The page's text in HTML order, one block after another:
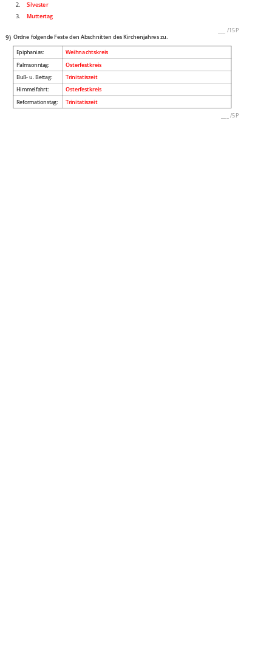
2.
Silvester
3.
Muttertag
/15P
9) Ordne folgende Feste den Abschnitten des Kirchenjahres zu.
Epiphanias: Weihnachtskreis
Palmsonntag: Osterfestkreis
Buß- u. Bettag:
Trinitatiszeit
Himmelfahrt:
Osterfestkreis
Reformationstag:
Trinitatiszeit
/5P